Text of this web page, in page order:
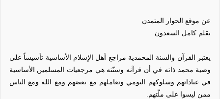
عن موقع الحوار المتمدن
بقلم كامل السعدون
يعتبر القرآن والسنة المحمدية مراجع أهل الإسلام الأساسية تأسيساً على
وصية محمد ذاته في أن قرآنه وسنّته هي مرجعيات المسلمين الأساسية
في عباداتهم وسلوكهم اليومي وتعاملهم مع بعضهم ومع الله ومع الناس
ممن ليسوا على ملّتهم.